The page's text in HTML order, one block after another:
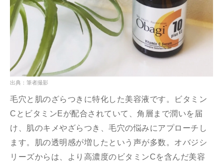
出典：筆者撮影
毛穴と肌のざらつきに特化した美容液です。ビタミン
CとビタミンEが配合されていて、角層まで潤いを届
け、肌のキメやざらつき、毛穴の悩みにアプローチし
ます。肌の透明感が増したという声が多数。オバジシ
リーズからは、より高濃度のビタミンCを含んだ美容